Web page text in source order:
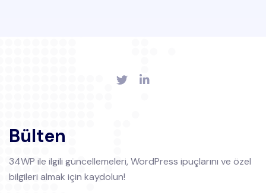
Bülten
34WP ile ilgili güncellemeleri, WordPress ipuçlarını ve özel
bilgileri almak için kaydolun!